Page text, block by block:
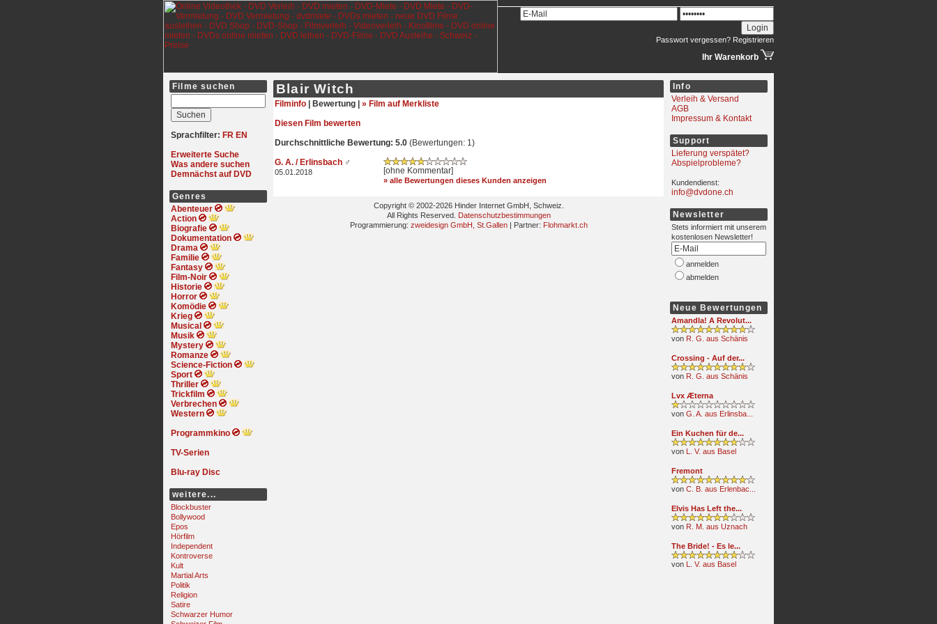
Passwort vergessen? Registrieren
Ihr Warenkorb
Filme suchen
Sprachfilter: FR EN
Erweiterte Suche
Was andere suchen
Demnächst auf DVD
Genres
Abenteuer
Action
Biografie
Dokumentation
Drama
Familie
Fantasy
Film-Noir
Historie
Horror
Komödie
Krieg
Musical
Musik
Mystery
Romanze
Science-Fiction
Sport
Thriller
Trickfilm
Verbrechen
Western
Programmkino
TV-Serien
Blu-ray Disc
weitere...
Blockbuster
Bollywood
Epos
Hörfilm
Independent
Kontroverse
Kult
Martial Arts
Politik
Religion
Satire
Schwarzer Humor
Blair Witch
Filminfo Bewertung | » Film auf Merkliste
Diesen Film bewerten
Durchschnittliche Bewertung: 5.0 (Bewertungen: 1)
G. A. / Erlinsbach ♂
05.01.2018 [ohne Kommentar]
» alle Bewertungen dieses Kunden anzeigen
Copyright © 2002-2026 Hinder Internet GmbH, Schweiz.
All Rights Reserved. Datenschutzbestimmungen
Programmierung: zweidesign GmbH, St.Gallen| Partner: Flohmarkt.ch
Info
Verleih & Versand
AGB
Impressum & Kontakt
Support
Lieferung verspätet?
Abspielprobleme?
Kundendienst:
info@dvdone.ch
Newsletter
Stets informiert mit unserem
kostenlosen Newsletter!
anmelden
abmelden
Neue Bewertungen
Amandla! A Revolut...
von R. G. aus Schänis
Crossing - Auf der...
von R. G. aus Schänis
Lvx Æterna
von G. A. aus Erlinsba...
Ein Kuchen für de...
von L. V. aus Basel
Fremont
von C. B. aus Erlenbac...
Elvis Has Left the...
von R. M. aus Uznach
The Bride! - Es le...
von L. V. aus Basel